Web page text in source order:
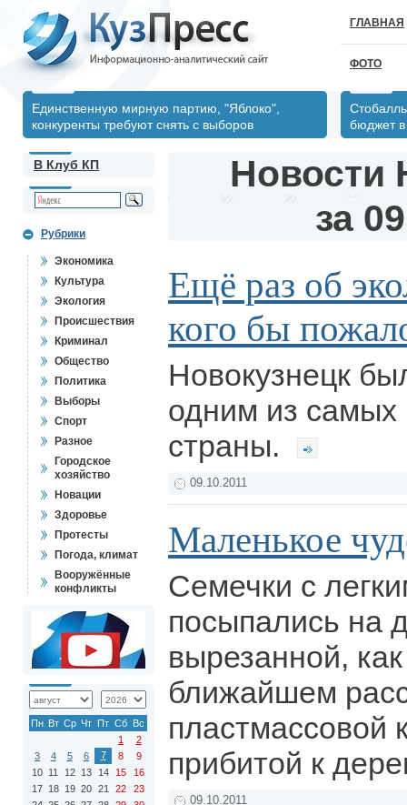
ГЛАВНАЯ
ФОТО
Единственную мирную партию, "Яблоко",
конкуренты требуют снять с выборов
бюджет в
В Клуб КП
Рубрики
Экономика
Культура
Экология
Происшествия
Криминал
Общество
Политика
Выборы
Спорт
Разное
Городское
хозяйство
Новации
Здоровье
Протесты
Погода, климат
Вооружённые
конфликты
Пн Вт Ср Чт Пт Сб Вс
1
2
3
4 5 6 7 8
9
10 11 12 13 14 15
16
17 18 19 20 21 22
23
Новости
за
Ещё раз об
кого бы
Новокузнецк
одним из самых
страны.
09.10.2011
Маленькое
Семечки с
посыпались на
вырезанной,
ближайшем
пластмассовой
прибитой к
09.10.2011